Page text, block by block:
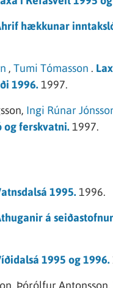
hækkunar
, Tumi Tómasson .
1996.1997.
Ingi Rúnar
og ferskvatni.1997.
1995.1996.
á
1995 og 1996.
Þórólfur Antonsson,